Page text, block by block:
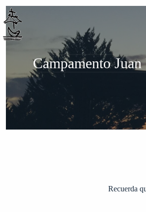
contenido
Campamento
Recuerda